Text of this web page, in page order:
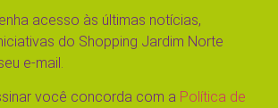
acesso às últimas notícias,
do Shopping Jardim Norte
e-mail.
você concorda com a Política de